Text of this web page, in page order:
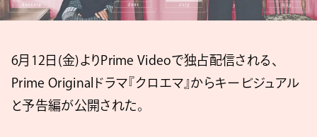
6月12日(金)よりPrime Videoで独占配信される、
Prime Originalドラマ『クロエマ』からキービジュアル
と予告編が公開された。